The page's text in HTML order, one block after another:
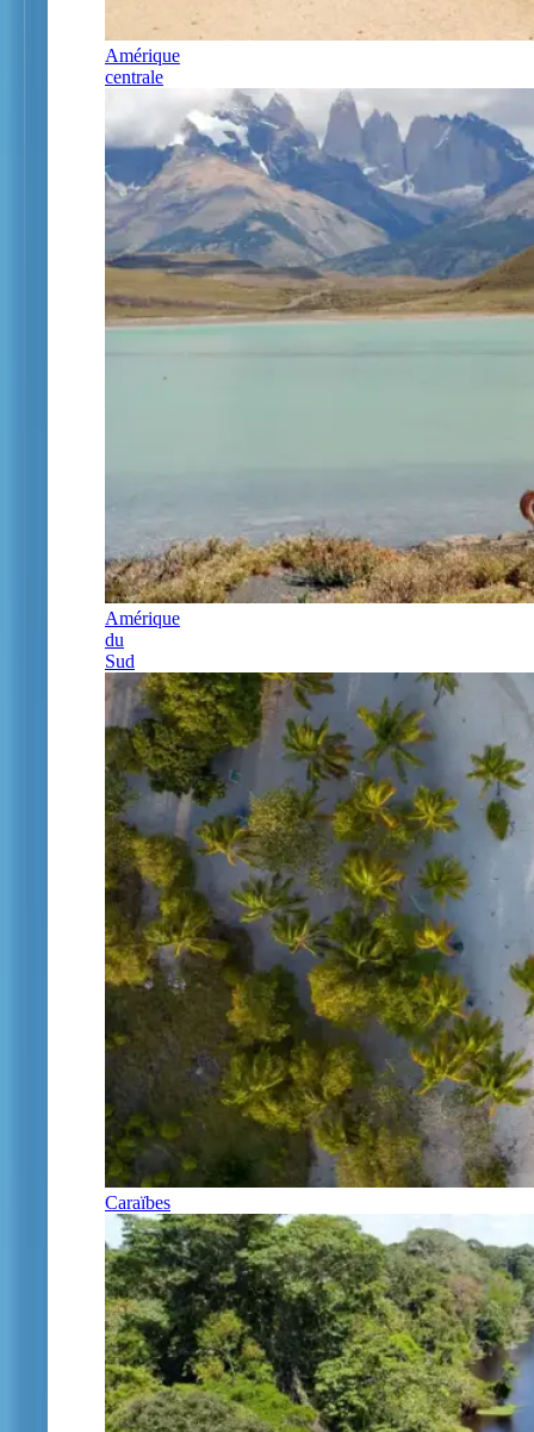
Amérique
centrale
Amérique
du
Sud
Caraïbes